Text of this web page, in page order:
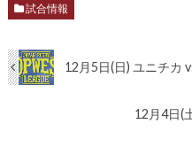
試合情報
12月5日(日) ユニチカ
12月4日(